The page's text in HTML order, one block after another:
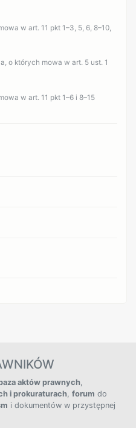
w art. 11 pkt 1–3, 5, 6, 8–10,
o których mowa w art. 5 ust. 1
w art. 11 pkt 1–6 i 8–15
aktów prawnych,
i prokuraturach, forum do
i dokumentów w przystępnej